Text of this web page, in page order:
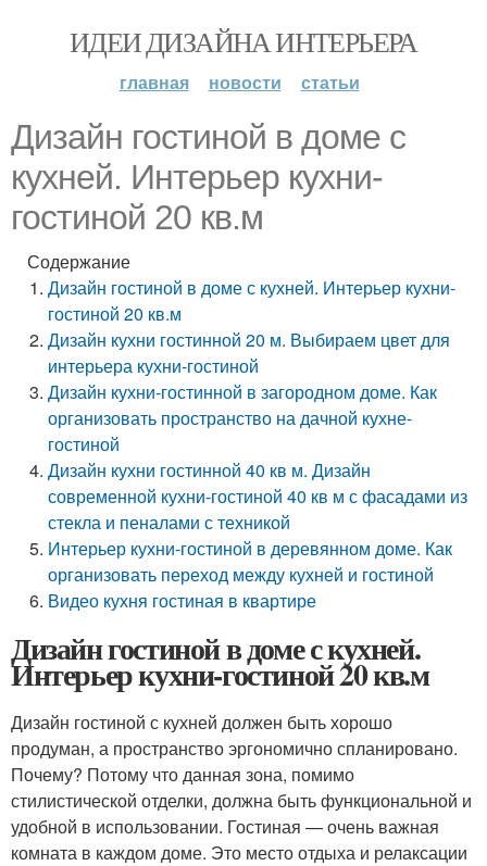
ИДЕИ ДИЗАЙНА ИНТЕРЬЕРА
главная новости статьи
Дизайн гостиной в доме с
кухней. Интерьер кухни-
гостиной 20 кв.м
Содержание
Дизайн гостиной в доме с кухней. Интерьер кухни-
гостиной 20 кв.м
Дизайн кухни гостинной 20 м. Выбираем цвет для
интерьера кухни-гостиной
Дизайн кухни-гостинной в загородном доме. Как
организовать пространство на дачной кухне-
гостиной
Дизайн кухни гостинной 40 кв м. Дизайн
современной кухни-гостиной 40 кв м с фасадами из
стекла и пеналами с техникой
Интерьер кухни-гостиной в деревянном доме. Как
организовать переход между кухней и гостиной
Видео кухня гостиная в квартире
Дизайн гостиной в доме с кухней.
Интерьер кухни-гостиной 20 кв.м
Дизайн гостиной с кухней должен быть хорошо
продуман, а пространство эргономично спланировано.
Почему? Потому что данная зона, помимо
стилистической отделки, должна быть функциональной и
удобной в использовании. Гостиная — очень важная
комната в каждом доме. Это место отдыха и релаксации